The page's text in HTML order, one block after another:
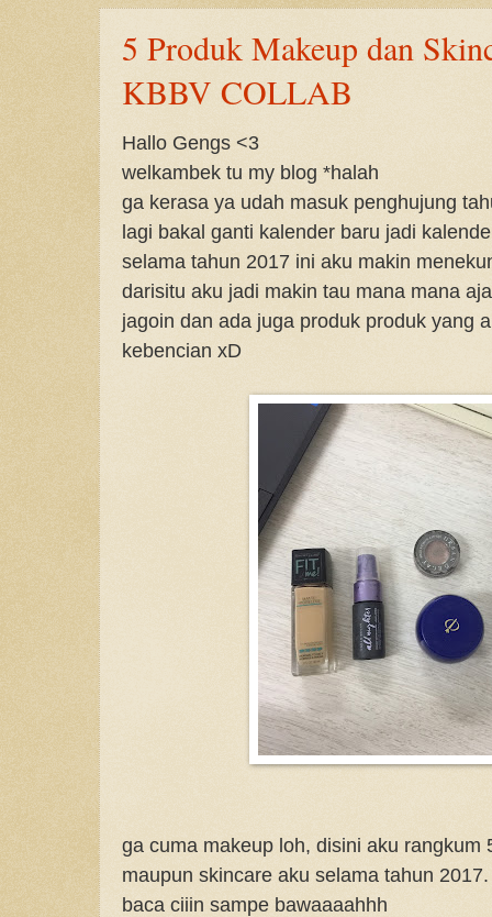
5 Produk Makeup dan
KBBV COLLAB
Hallo Gengs <3
welkambek tu my blog *halah
ga kerasa ya udah masuk penghujung
lagi bakal ganti kalender baru jadi
selama tahun 2017 ini aku makin
darisitu aku jadi makin tau mana mana
jagoin dan ada juga produk produk yang
kebencian xD
ga cuma makeup loh, disini aku rangkum
maupun skincare aku selama tahun
baca ciiin sampe bawaaaahhh